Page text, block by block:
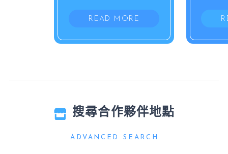
READ MORE
搜尋合作夥伴地點
ADVANCED SEARCH